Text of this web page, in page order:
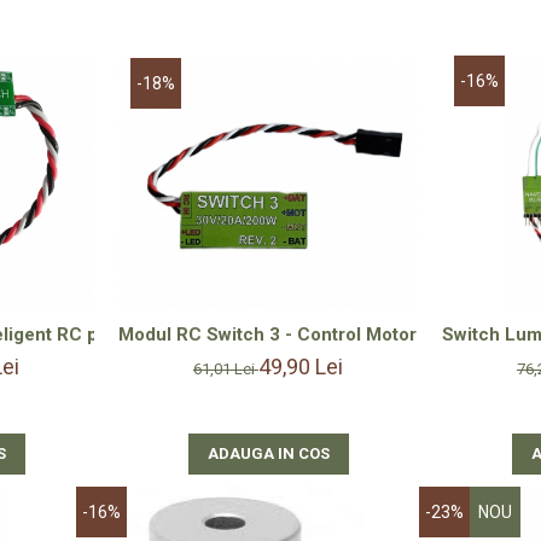
RC pentru Pornirea/Oprirea Consumatorilor (Sonar, Far)
-18%
Modul RC Switch 3 - Control Motor Cuva
61,01 Lei49,90 Lei
ADAUGA IN COS
-16%
Switch
-16% -23% NOU